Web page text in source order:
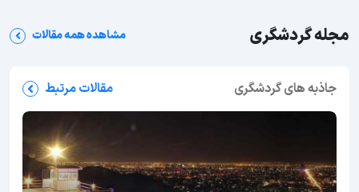
مجله گردشگری مشاهده همه مقالات
جاذبه های گردشگری مقالات مرتبط